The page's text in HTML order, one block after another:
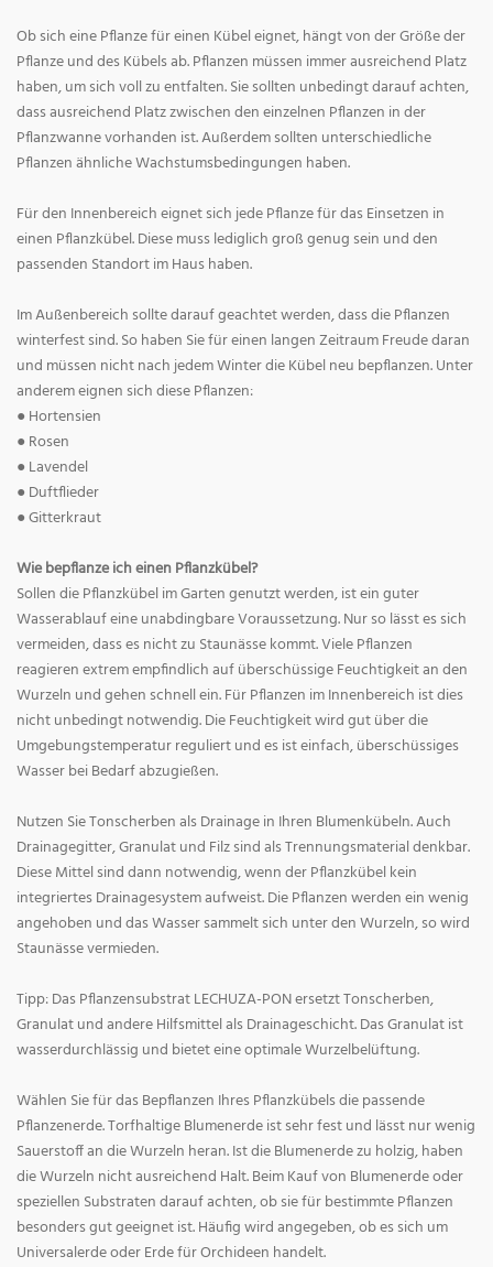
Ob sich eine Pflanze für einen Kübel eignet, hängt von der Größe der
Pflanze und des Kübels ab. Pflanzen müssen immer ausreichend Platz
haben, um sich voll zu entfalten. Sie sollten unbedingt darauf achten,
dass ausreichend Platz zwischen den einzelnen Pflanzen in der
Pflanzwanne vorhanden ist. Außerdem sollten unterschiedliche
Pflanzen ähnliche Wachstumsbedingungen haben.
Für den Innenbereich eignet sich jede Pflanze für das Einsetzen in
einen Pflanzkübel. Diese muss lediglich groß genug sein und den
passenden Standort im Haus haben.
Im Außenbereich sollte darauf geachtet werden, dass die Pflanzen
winterfest sind. So haben Sie für einen langen Zeitraum Freude daran
und müssen nicht nach jedem Winter die Kübel neu bepflanzen. Unter
anderem eignen sich diese Pflanzen:
● Hortensien
● Rosen
● Lavendel
● Duftflieder
● Gitterkraut
Wie bepflanze ich einen Pflanzkübel?
Sollen die Pflanzkübel im Garten genutzt werden, ist ein guter
Wasserablauf eine unabdingbare Voraussetzung. Nur so lässt es sich
vermeiden, dass es nicht zu Staunässe kommt. Viele Pflanzen
reagieren extrem empfindlich auf überschüssige Feuchtigkeit an den
Wurzeln und gehen schnell ein. Für Pflanzen im Innenbereich ist dies
nicht unbedingt notwendig. Die Feuchtigkeit wird gut über die
Umgebungstemperatur reguliert und es ist einfach, überschüssiges
Wasser bei Bedarf abzugießen.
Nutzen Sie Tonscherben als Drainage in Ihren Blumenkübeln. Auch
Drainagegitter, Granulat und Filz sind als Trennungsmaterial denkbar.
Diese Mittel sind dann notwendig, wenn der Pflanzkübel kein
integriertes Drainagesystem aufweist. Die Pflanzen werden ein wenig
angehoben und das Wasser sammelt sich unter den Wurzeln, so wird
Staunässe vermieden.
Tipp: Das Pflanzensubstrat LECHUZA-PON ersetzt Tonscherben,
Granulat und andere Hilfsmittel als Drainageschicht. Das Granulat ist
wasserdurchlässig und bietet eine optimale Wurzelbelüftung.
Wählen Sie für das Bepflanzen Ihres Pflanzkübels die passende
Pflanzenerde. Torfhaltige Blumenerde ist sehr fest und lässt nur wenig
Sauerstoff an die Wurzeln heran. Ist die Blumenerde zu holzig, haben
die Wurzeln nicht ausreichend Halt. Beim Kauf von Blumenerde oder
speziellen Substraten darauf achten, ob sie für bestimmte Pflanzen
besonders gut geeignet ist. Häufig wird angegeben, ob es sich um
Universalerde oder Erde für Orchideen handelt.